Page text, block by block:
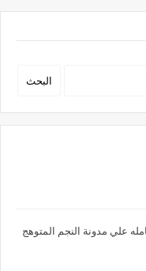
علي مدونة النجم المتوهج